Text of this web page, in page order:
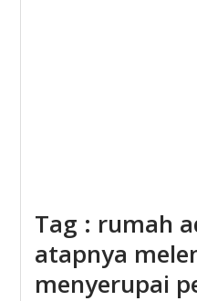
Tag : rumah
atapnya
menyerupai